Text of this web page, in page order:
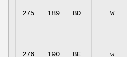
275 189 BD Ẅ
276 190 BE ẅ